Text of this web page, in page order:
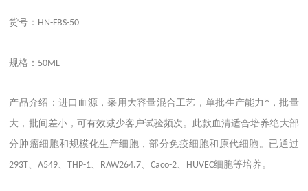
货号： HN-FBS-50
规格： 50ML
产品介绍：进口血源，采用大容量混合工艺，单批生产能力*，批量
大，批间差小，可有效减少客户试验频次。此款血清适合培养绝大部
分肿瘤细胞和规模化生产细胞，部分免疫细胞和原代细胞。已通过
293T、A549、THP-1、 RAW264.7、Caco-2、 HUVEC细胞等培养。